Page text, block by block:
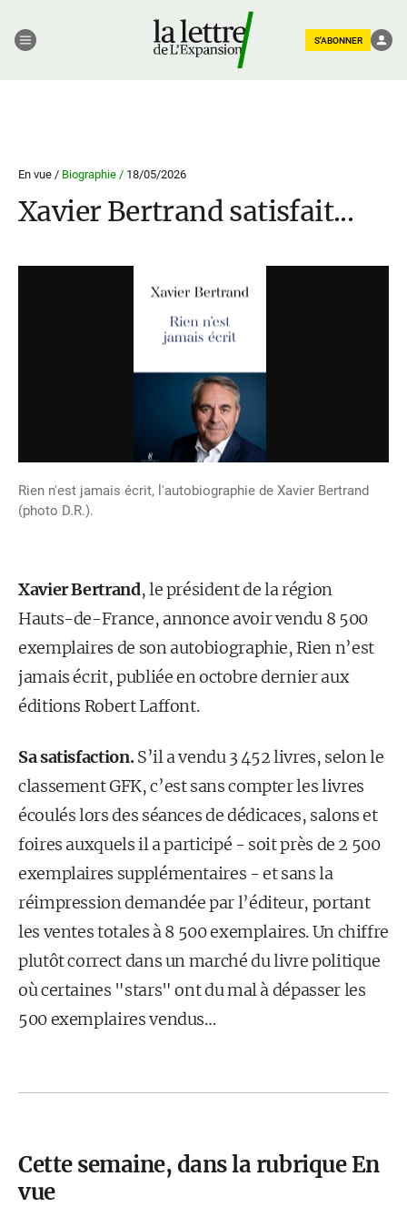
S'ABONNER
En vue / Biographie / 18/05/2026
Xavier Bertrand satisfait...
Rien n'est jamais écrit, l'autobiographie de Xavier Bertrand
(photo D.R.).
Xavier Bertrand, le président de la région
Hauts-de-France, annonce avoir vendu 8 500
exemplaires de son autobiographie, Rien n’est
jamais écrit, publiée en octobre dernier aux
éditions Robert Laffont.
Sa satisfaction.S’il a vendu 3 452 livres, selon le
classement GFK, c’est sans compter les livres
écoulés lors des séances de dédicaces, salons et
foires auxquels il a participé - soit près de 2 500
exemplaires supplémentaires - et sans la
réimpression demandée par l’éditeur, portant
les ventes totales à 8 500 exemplaires. Un chiffre
plutôt correct dans un marché du livre politique
où certaines "stars" ont du mal à dépasser les
500 exemplaires vendus…
Cette semaine, dans la rubrique En
vue